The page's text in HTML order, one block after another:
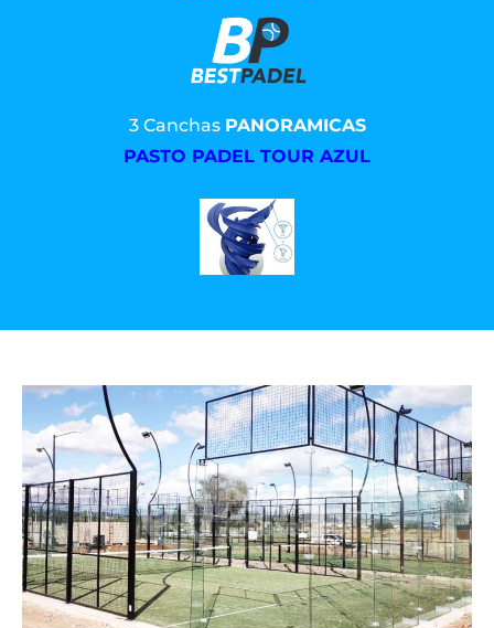
3 Canchas PANORAMICAS
PASTO PADEL TOUR AZUL